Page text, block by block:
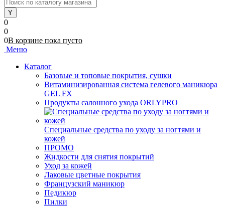
0
0
0В корзине пока пусто
Меню
Каталог
Базовые и топовые покрытия, сушки
Витаминизированная система гелевого маникюра
GEL FX
Продукты салонного ухода ORLYPRO
Специальные средства по уходу за ногтями и
кожей
ПРОМО
Жидкости для снятия покрытий
Уход за кожей
Лаковые цветные покрытия
Французский маникюр
Педикюр
Пилки